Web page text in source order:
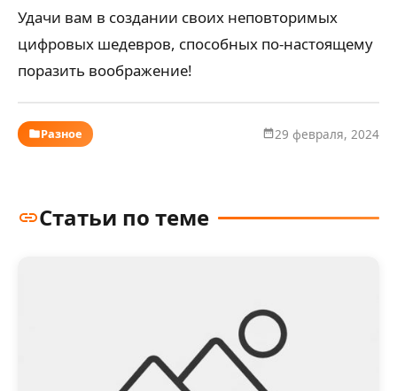
Удачи вам в создании своих неповторимых
цифровых шедевров, способных по-настоящему
поразить воображение!
Разное 29 февраля, 2024
Статьи по теме